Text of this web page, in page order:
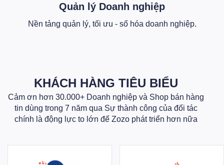
Quản lý Doanh nghiệp
Nền tảng quản lý, tối ưu - số hóa doanh nghiệp.
KHÁCH HÀNG TIÊU BIỂU
Cảm ơn hơn 30.000+ Doanh nghiệp và Shop bán hàng
tin dùng trong 7 năm qua Sự thành công của đối tác
chính là động lực to lớn để Zozo phát triển hơn nữa